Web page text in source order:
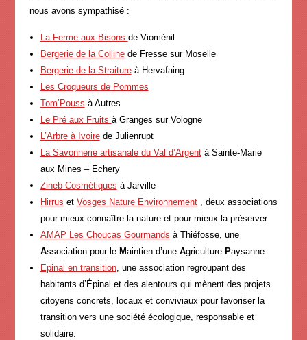
nous avons sympathisé :
La Ferme aux Bisons de Vioménil
Bergerie de la Collinede Fresse sur Moselle
Bergerie de la Straitureà Hervafaing
Les Croqueurs de Pommes
Tom’Pouss à Autres
Le Pré aux Fruits à Granges sur Vologne
L’Arbre à Ivoirede Julienrupt
La Savonnerie artisanale du Val d’Argentà Sainte-Marie
aux Mines – Echery
Zineb Cosmétiques à Jarville
Hirrus et Vosges Nature Environnement, deux associations
pour mieux connaître la nature et pour mieux la préserver
AMAP Les Choucas Gourmands à Thiéfosse, une
Association pour le Maintien d’une Agriculture Paysanne
Epinal en transition, une association regroupant des
habitants d’Épinal et des alentours qui mènent des projets
citoyens concrets, locaux et conviviaux pour favoriser la
transition vers une société écologique, responsable et
solidaire.